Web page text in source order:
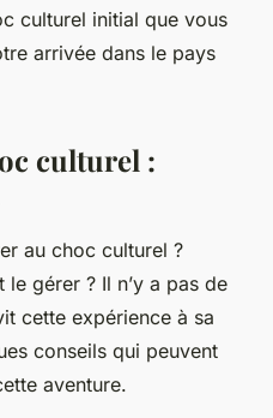
culturel initial que vous
arrivée dans le pays
culturel :
au choc culturel ?
le gérer ? Il n’y a pas de
cette expérience à sa
conseils qui peuvent
aventure.